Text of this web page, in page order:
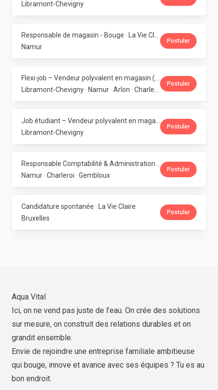
Libramont-Chevigny
Namur
Postuler
Postuler
Libramont-Chevigny
Postuler
Namur · Charleroi · Gembloux
Postuler
Candidature spontanée · La Vie Claire
Bruxelles
Postuler
Aqua Vital
Ici, on ne vend pas juste de l’eau. On crée des solutions
sur mesure, on construit des relations durables et on
grandit ensemble.
Envie de rejoindre une entreprise familiale ambitieuse
qui bouge, innove et avance avec ses équipes ? Tu es au
bon endroit.